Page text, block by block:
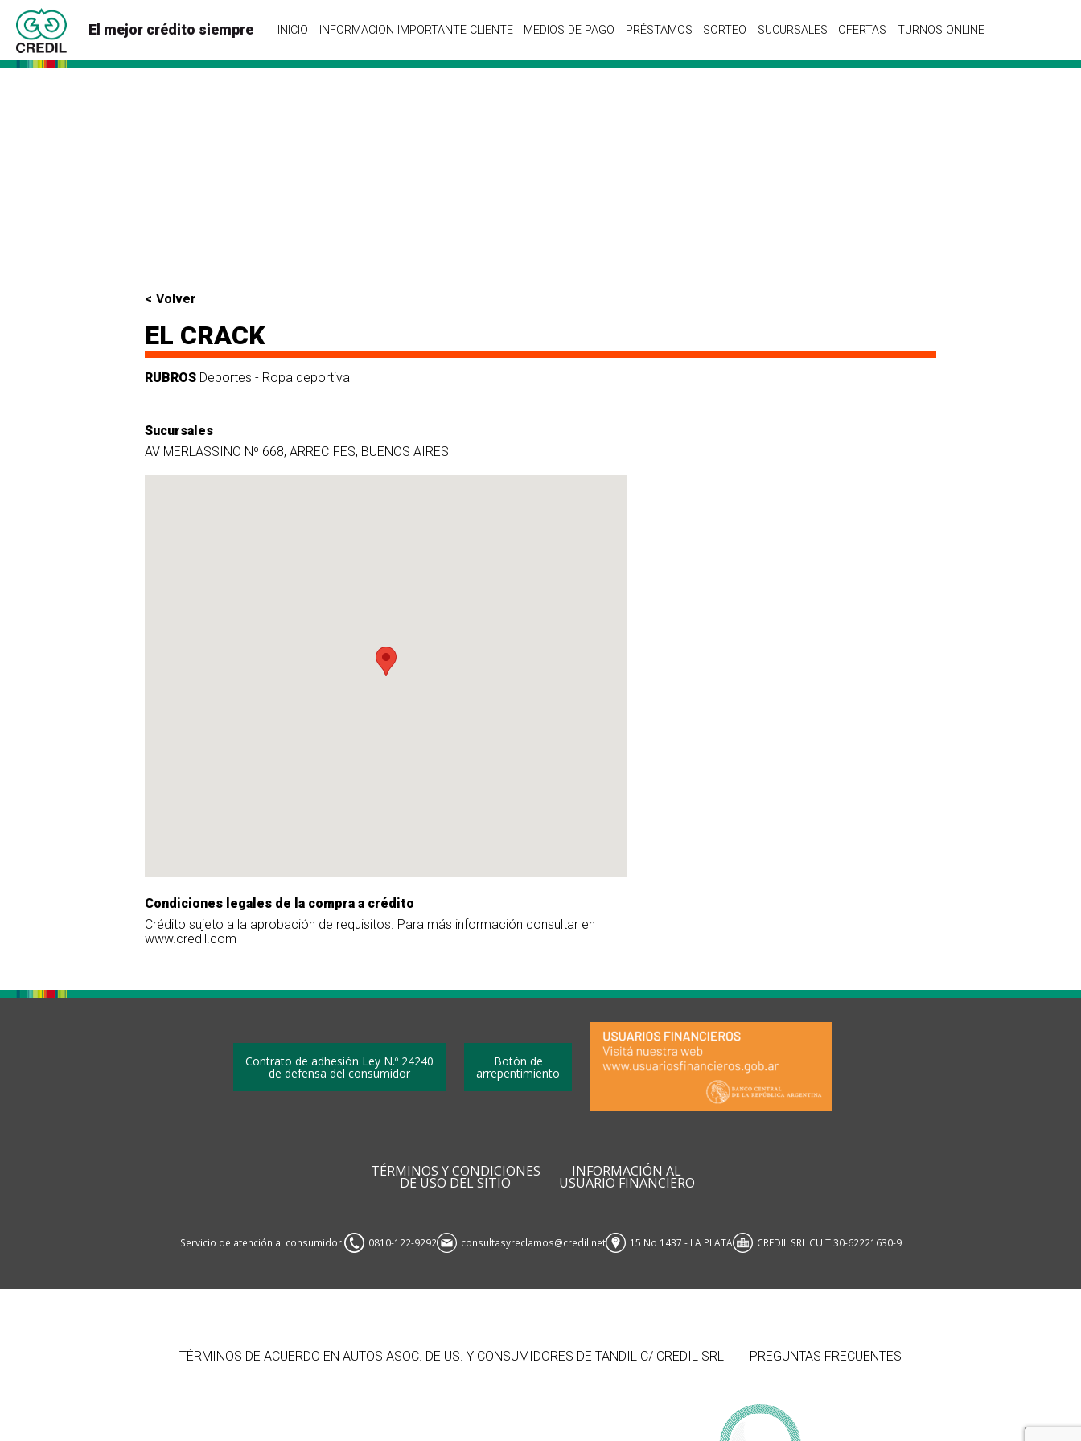
El mejor crédito siempre INICIO INFORMACION IMPORTANTE CLIENTE MEDIOS DE PAGO PRÉSTAMOS SORTEO SUCURSALES OFERTAS TURNOS ONLINE
Volver
EL CRACK
RUBROS Deportes - Ropa deportiva
Sucursales
AV MERLASSINO Nº 668, ARRECIFES, BUENOS AIRES
Condiciones legales de la compra a crédito
Crédito sujeto a la aprobación de requisitos. Para más información consultar en
www.credil.com
Contrato de adhesión Ley N.º 24240
de defensa del consumidor
Botón de
arrepentimiento
TÉRMINOS Y CONDICIONES
DE USO DEL SITIO
INFORMACIÓN AL
USUARIO FINANCIERO
Servicio de atención al consumidor: 0810-122-9292 consultasyreclamos@credil.net 15 No 1437 - LA PLATA CREDIL SRL CUIT 30-62221630-9
TÉRMINOS DE ACUERDO EN AUTOS ASOC. DE US. Y CONSUMIDORES DE TANDIL C/ CREDIL SRL PREGUNTAS FRECUENTES